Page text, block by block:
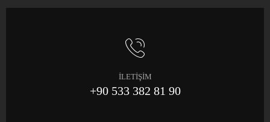
İLETİŞİM
+90 533 382 81 90